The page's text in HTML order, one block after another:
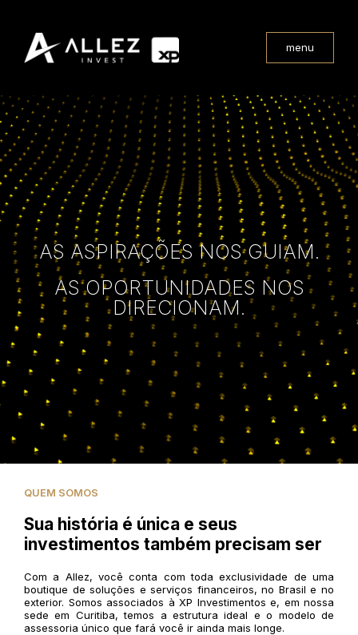
menu
AS ASPIRAÇÕES NOS GUIAM.
AS OPORTUNIDADES NOS
DIRECIONAM.
QUEM SOMOS
Sua história é única e seus
investimentos também precisam ser
Com a Allez, você conta com toda exclusividade de uma
boutique de soluções e serviços financeiros, no Brasil e no
exterior. Somos associados à XP Investimentos e, em nossa
sede em Curitiba, temos a estrutura ideal e o modelo de
assessoria único que fará você ir ainda mais longe.